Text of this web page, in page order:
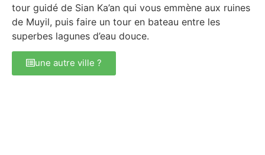
tour guidé de Sian Ka’an qui vous emmène aux ruines
de Muyil, puis faire un tour en bateau entre les
superbes lagunes d’eau douce.
une autre ville ?